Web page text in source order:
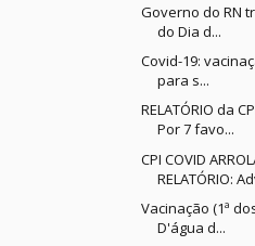
Governo do RN
do Dia d...
Covid-19:
para s...
RELATÓRIO da
Por 7 favo...
CPI COVID
RELATÓRIO:
Vacinação (1ª
D'água d...